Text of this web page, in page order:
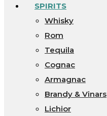
SPIRITS
Whisky
Rom
Tequila
Cognac
Armagnac
Brandy & Vinars
Lichior